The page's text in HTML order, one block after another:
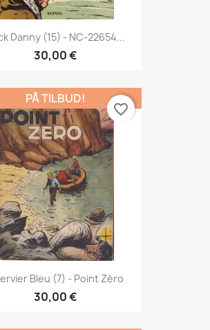
Danny (15) - NC-22654...
30,00 €
Bleu (7) - Point Zéro
30,00 €
PÅ TILBUD!
favorite_border